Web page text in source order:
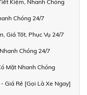
Kiệm, Nhanh Chóng
Chóng 24/7
Giá Tốt, Phục Vụ 24/7
Chóng 24/7
Mặt Nhanh Chóng
Giá Rẻ [Gọi Là Xe Ngay]